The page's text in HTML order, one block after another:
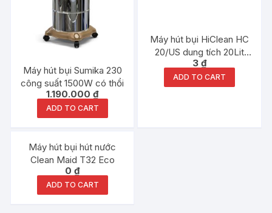
Máy hút bụi Sumika 230
công suất 1500W có thổi
1.190.000₫
ADD TO CART
Máy hút bụi HiClean HC
20/US dung tích 20Lit
1500W hãng chính hãng
3₫
ADD TO CART
Máy hút bụi hút nước
Clean Maid T32 Eco
0₫
ADD TO CART